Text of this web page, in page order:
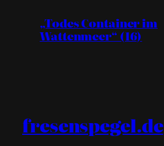
„Todes Container im
Wattenmeer“ (16)
fresenspegel.de